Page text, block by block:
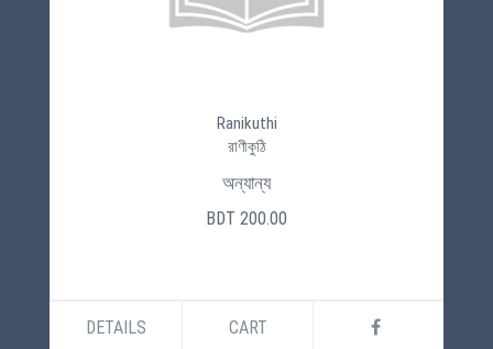
Ranikuthi
রাণীকুঠি
অন্যান্য
BDT 200.00
DETAILS CART